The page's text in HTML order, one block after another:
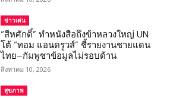
ข่าวเด่น
“สีหศักดิ์” ทำหนังสือถึงข้าหลวงใหญ่ UN
โต้ “ทอม แอนดรูวส์” ชี้รายงานชายแดน
ไทย–กัมพูชาข้อมูลไม่รอบด้าน
สิงหาคม 10, 2026
สุขภาพ